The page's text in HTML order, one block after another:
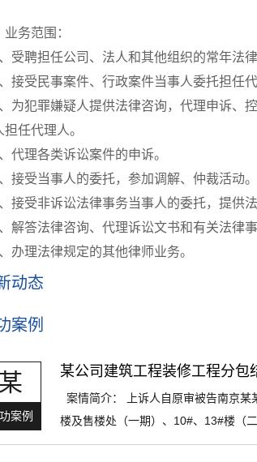
范围：
受聘担任公司、法人和其他组织的常年法律
接受民事案件、行政案件当事人委托担任代
为犯罪嫌疑人提供法律咨询，代理申诉、
担任代理人。
代理各类诉讼案件的申诉。
接受当事人的委托，参加调解、仲裁活动。
接受非诉讼法律事务当事人的委托，提供法
解答法律咨询、代理诉讼文书和有关法律事
办理法律规定的其他律师业务。
动态
案例
某
案例
某公司建筑工程装修工程分
案情简介： 上诉人自原审被告南京
楼及售楼处（一期）、10#、13#楼（二